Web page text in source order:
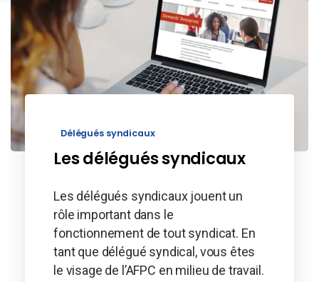
Délégués syndicaux
Les délégués syndicaux
Les délégués syndicaux jouent un
rôle important dans le
fonctionnement de tout syndicat. En
tant que délégué syndical, vous êtes
le visage de l’AFPC en milieu de travail.